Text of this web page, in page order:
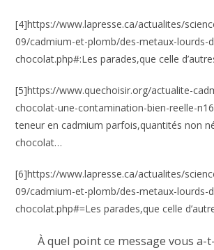
[4]https://www.lapresse.ca/actualites/
09/cadmium-et-plomb/des-metaux-lourds-
chocolat.php#:Les parades,que celle
[5]https://www.quechoisir.org/actualite-
chocolat-une-contamination-bien-reelle-
teneur en cadmium parfois,quantités non
chocolat…
[6]https://www.lapresse.ca/actualites/
09/cadmium-et-plomb/des-metaux-lourds-
chocolat.php#=Les parades,que celle
À quel point ce message vous a-